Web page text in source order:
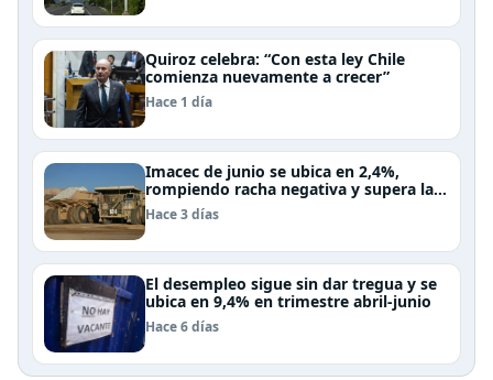
Quiroz celebra: “Con esta ley Chile
comienza nuevamente a crecer”
Hace 1 día
Imacec de junio se ubica en 2,4%,
rompiendo racha negativa y supera las
expectativas
Hace 3 días
El desempleo sigue sin dar tregua y se
ubica en 9,4% en trimestre abril-junio
Hace 6 días